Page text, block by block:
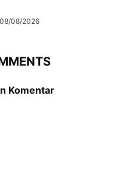
08/08/2026
Komentar